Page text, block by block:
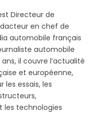
Directeur de
en chef de
automobile français
automobile
il couvre l’actualité
et européenne,
les essais, les
les technologies